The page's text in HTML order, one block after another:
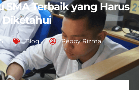
SMA Terbaik yang Harus
Diketahui
Blog Peppy Rizma